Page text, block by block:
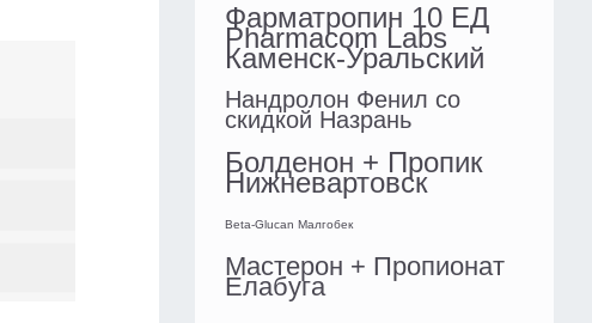
Фарматропин 10 ЕД
Pharmacom Labs
Каменск-Уральский
Нандролон Фенил со
скидкой Назрань
Болденон + Пропик
Нижневартовск
Beta-Glucan Малгобек
Мастерон + Пропионат
Елабуга